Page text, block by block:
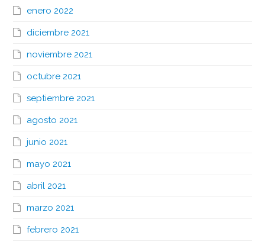
enero 2022
diciembre 2021
noviembre 2021
octubre 2021
septiembre 2021
agosto 2021
junio 2021
mayo 2021
abril 2021
marzo 2021
febrero 2021